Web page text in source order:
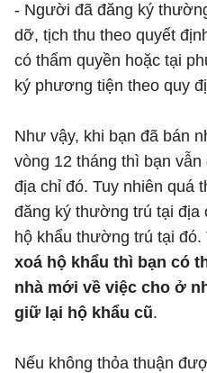
- Người đã đăng ký
dỡ, tịch thu theo quyết
có thẩm quyền hoặc tại
ký phương tiện theo quy
Như vậy, khi bạn đã bán
vòng 12 tháng thì bạn
địa chỉ đó. Tuy nhiên quá
đăng ký thường trú tại địa
hộ khẩu thường trú tại đó.
xoá hộ khẩu thì bạn có
nhà mới về việc cho ở
giữ lại hộ khẩu cũ.
Nếu không thỏa thuận